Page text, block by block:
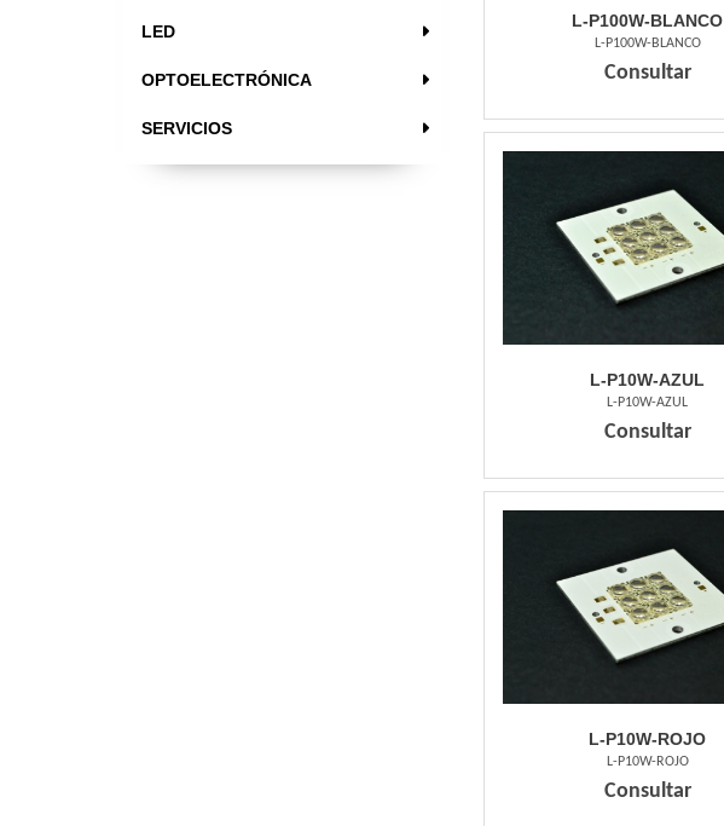
LED
OPTOELECTRÓNICA
SERVICIOS
L-P100W-BLANCO
L-P100W-BLANCO
Consultar
L-P10W-AZUL
L-P10W-AZUL
Consultar
L-P10W-ROJO
L-P10W-ROJO
Consultar